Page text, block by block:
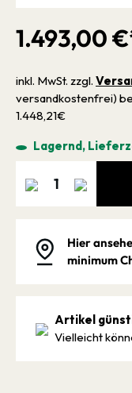
1.493,00
inkl. MwSt. zzgl.
versandkostenfrei)
1.448,21€
Lagernd,
Hier
minimum
Artikel
Vielleicht